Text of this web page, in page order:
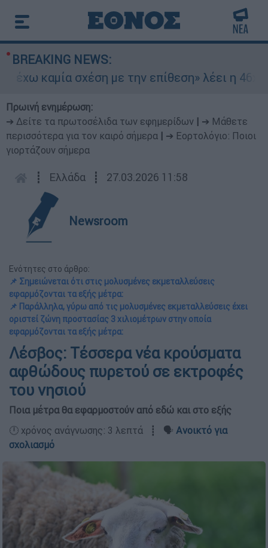
BREAKING NEWS:
καμία σχέση με την επίθεση» λέει η 46χρονη
Πρωινή ενημέρωση:
➔ Δείτε τα πρωτοσέλιδα των εφημερίδων
➔ Μάθετε
περισσότερα για τον καιρό σήμερα
➔ Εορτολόγιο: Ποιοι
γιορτάζουν σήμερα
┋ Ελλάδα ┋ 27.03.2026 11:58
Newsroom
Ενότητες στο άρθρο:
📌 Σημειώνεται ότι στις μολυσμένες εκμεταλλεύσεις
εφαρμόζονται τα εξής μέτρα:
📌 Παράλληλα, γύρω από τις μολυσμένες εκμεταλλεύσεις έχει
οριστεί ζώνη προστασίας 3 χιλιομέτρων στην οποία
εφαρμόζονται τα εξής μέτρα:
Λέσβος: Tέσσερα νέα κρούσματα
αφθώδους πυρετού σε εκτροφές
του νησιού
Ποια μέτρα θα εφαρμοστούν από εδώ και στο εξής
🕛 χρόνος ανάγνωσης: 3 λεπτά ┋ 🗣️ Ανοικτό για
σχολιασμό